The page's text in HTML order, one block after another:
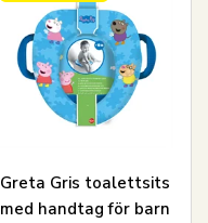
Greta Gris toalettsits
med handtag för barn